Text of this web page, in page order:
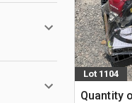
Lot 1104
Quantity